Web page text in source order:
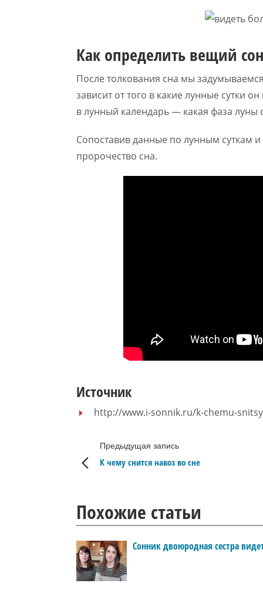
Как определить вещий сон
После толкования сна мы
зависит от того в какие лунные сутки
в лунный календарь — какая фаза луны
Сопоставив данные по лунным суткам
пророчество сна.
Источник
http://www.i-sonnik.ru/k-chemu-
Предыдущая запись
К чему снится навоз во сне
Похожие статьи
Сонник двоюродная сестра